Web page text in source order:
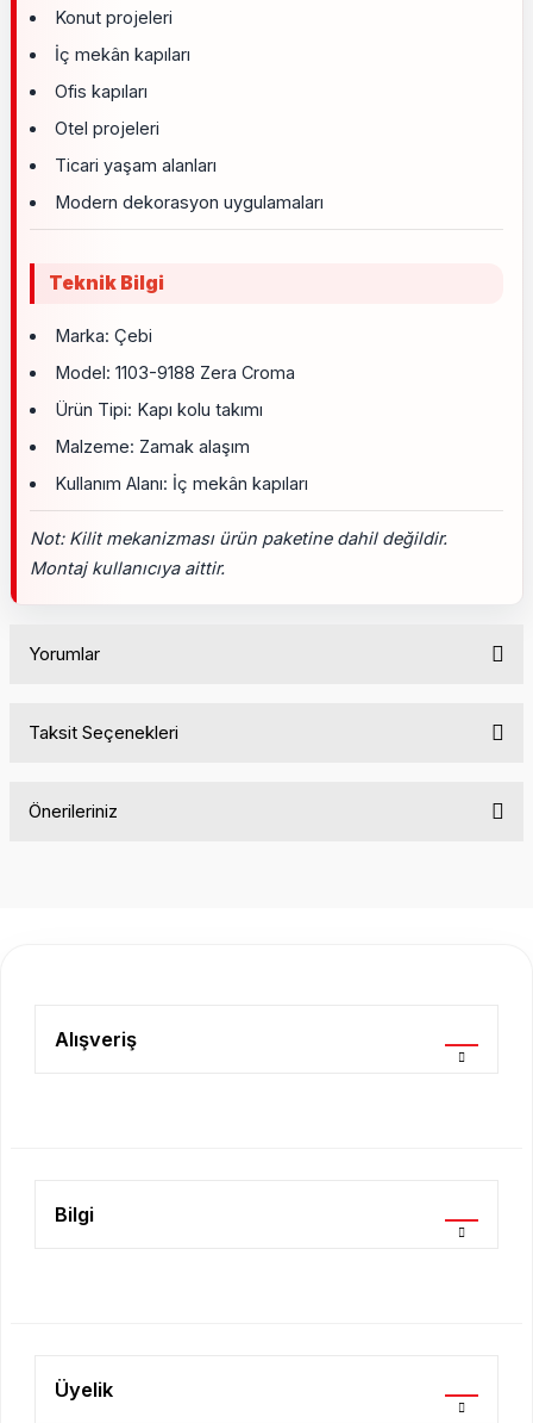
Konut projeleri
İç mekân kapıları
Ofis kapıları
Otel projeleri
Ticari yaşam alanları
Modern dekorasyon uygulamaları
Teknik Bilgi
Marka: Çebi
Model: 1103-9188 Zera Croma
Ürün Tipi: Kapı kolu takımı
Malzeme: Zamak alaşım
Kullanım Alanı: İç mekân kapıları
Not: Kilit mekanizması ürün paketine dahil değildir.
Montaj kullanıcıya aittir.
Yorumlar
Taksit Seçenekleri
Önerileriniz
Ürün açıklamasında eksik bilgiler bulunuyor.
Alışveriş
Bilgi
Üyelik